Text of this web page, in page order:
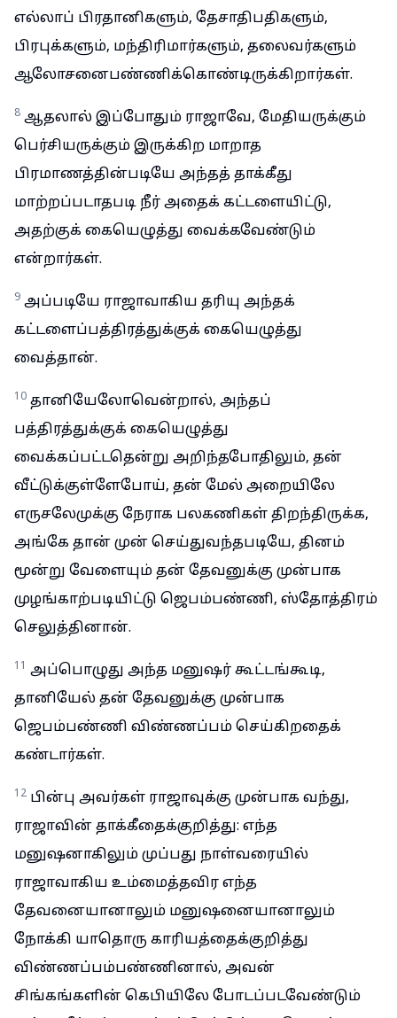
எல்லாப் பிரதானிகளும், தேசாதிபதிகளும்,
பிரபுக்களும், மந்திரிமார்களும், தலைவர்களும்
ஆலோசனைபண்ணிக்கொண்டிருக்கிறார்கள்.
8 ஆதலால் இப்போதும் ராஜாவே, மேதியருக்கும்
பெர்சியருக்கும் இருக்கிற மாறாத
பிரமாணத்தின்படியே அந்தத் தாக்கீது
மாற்றப்படாதபடி நீர் அதைக் கட்டளையிட்டு,
அதற்குக் கையெழுத்து வைக்கவேண்டும்
என்றார்கள்.
9 அப்படியே ராஜாவாகிய தரியு அந்தக்
கட்டளைப்பத்திரத்துக்குக் கையெழுத்து
வைத்தான்.
10 தானியேலோவென்றால், அந்தப்
பத்திரத்துக்குக் கையெழுத்து
வைக்கப்பட்டதென்று அறிந்தபோதிலும், தன்
வீட்டுக்குள்ளேபோய், தன் மேல் அறையிலே
எருசலேமுக்கு நேராக பலகணிகள் திறந்திருக்க,
அங்கே தான் முன் செய்துவந்தபடியே, தினம்
மூன்று வேளையும் தன் தேவனுக்கு முன்பாக
முழங்காற்படியிட்டு ஜெபம்பண்ணி, ஸ்தோத்திரம்
செலுத்தினான்.
11 அப்பொழுது அந்த மனுஷர் கூட்டங்கூடி,
தானியேல் தன் தேவனுக்கு முன்பாக
ஜெபம்பண்ணி விண்ணப்பம் செய்கிறதைக்
கண்டார்கள்.
12 பின்பு அவர்கள் ராஜாவுக்கு முன்பாக வந்து,
ராஜாவின் தாக்கீதைக்குறித்து: எந்த
மனுஷனாகிலும் முப்பது நாள்வரையில்
ராஜாவாகிய உம்மைத்தவிர எந்த
தேவனையானாலும் மனுஷனையானாலும்
நோக்கி யாதொரு காரியத்தைக்குறித்து
விண்ணப்பம்பண்ணினால், அவன்
சிங்கங்களின் கெபியிலே போடப்படவேண்டும்